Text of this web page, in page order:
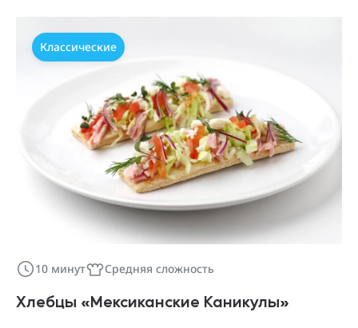
Классические
10 минут Средняя сложность
Хлебцы «Мексиканские Каникулы»